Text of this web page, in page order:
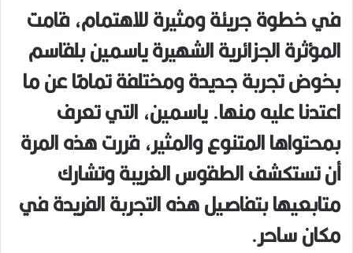
في خطوة جريئة ومثيرة للاهتمام، قامت
المؤثرة الجزائرية الشهيرة ياسمين بلقاسم
بخوض تجربة جديدة ومختلفة تمامًا عن ما
اعتدنا عليه منها. ياسمين، التي تعرف
بمحتواها المتنوع والمثير، قررت هذه المرة
أن تستكشف الطقوس الغريبة وتشارك
متابعيها بتفاصيل هذه التجربة الفريدة في
مكان ساحر.